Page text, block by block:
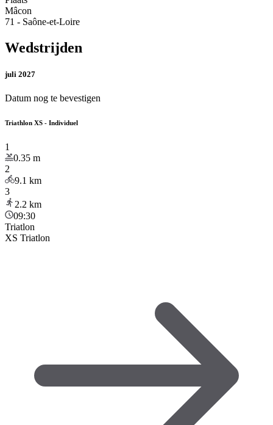
Mâcon
71 - Saône-et-Loire
Wedstrijden
juli 2027
Datum nog te bevestigen
Triathlon XS - Individuel
1
0.35 m
2
9.1 km
3
2.2 km
09:30
Triatlon
XS Triatlon